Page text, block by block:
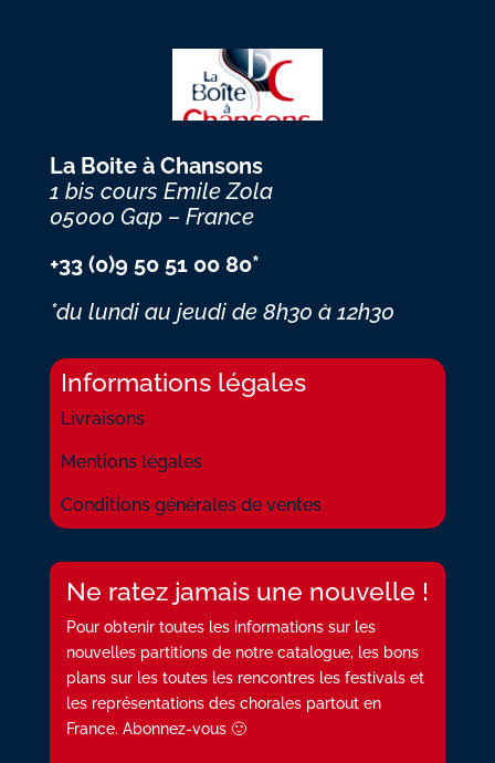
La Boite à Chansons
1 bis cours Emile Zola
05000 Gap – France
+33 (0)9 50 51 00 80*
*du lundi au jeudi de 8h30 à 12h30
Informations légales
Livraisons
Mentions légales
Conditions générales de ventes
Ne ratez jamais une nouvelle !
Pour obtenir toutes les informations sur les
nouvelles partitions de notre catalogue, les bons
plans sur les toutes les rencontres les festivals et
les représentations des chorales partout en
France. Abonnez-vous 🙂